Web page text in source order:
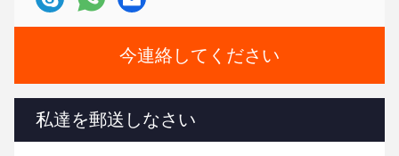
今連絡してください
私達を郵送しなさい